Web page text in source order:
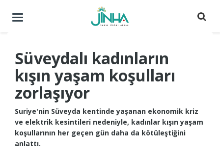
Menüyü
Süveydalı kadınların
kışın yaşam koşulları
zorlaşıyor
Suriye'nin Süveyda kentinde yaşanan ekonomik kriz
ve elektrik kesintileri nedeniyle, kadınlar kışın yaşam
koşullarının her geçen gün daha da kötüleştiğini
anlattı.